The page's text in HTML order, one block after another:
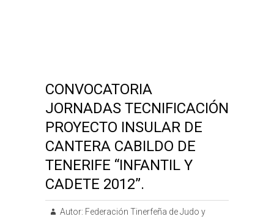
CONVOCATORIA
JORNADAS TECNIFICACIÓN
PROYECTO INSULAR DE
CANTERA CABILDO DE
TENERIFE “INFANTIL Y
CADETE 2012”.
Autor: Federación Tinerfeña de Judo y